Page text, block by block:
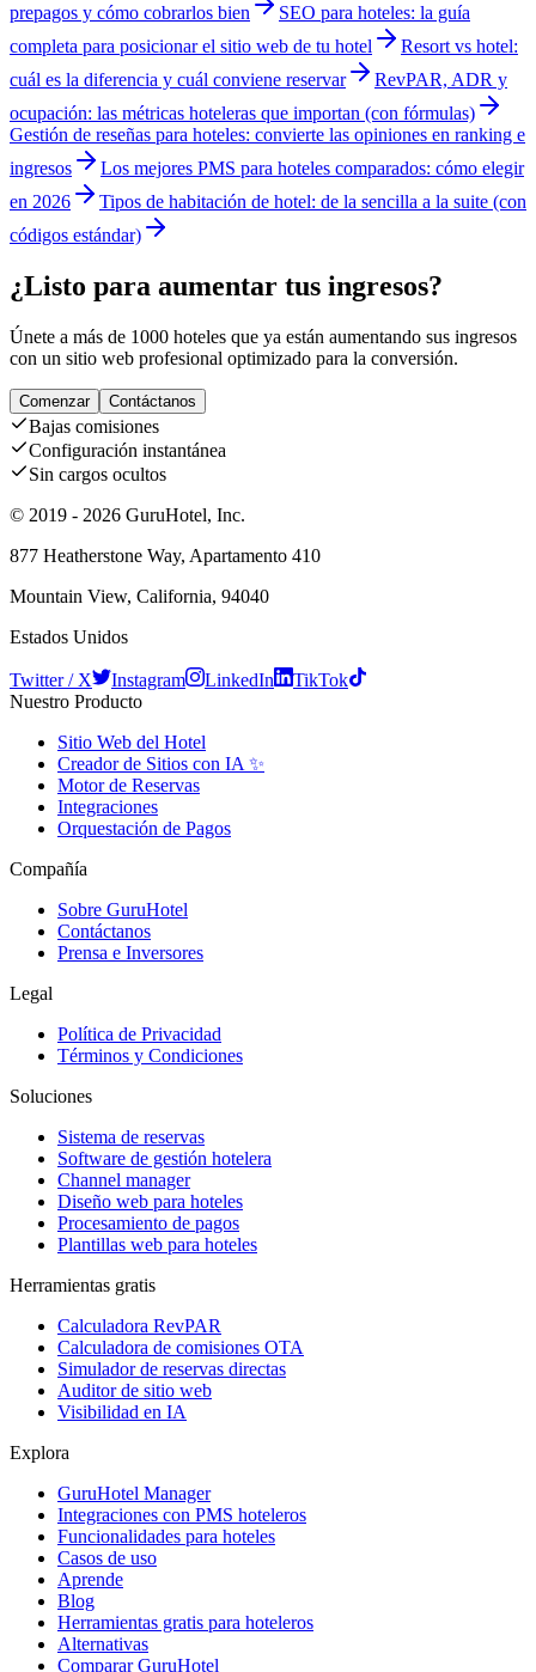
prepagos y cómo cobrarlos bien
SEO para hoteles: la guía
completa para posicionar el sitio web de tu hotel
Resort vs hotel:
cuál es la diferencia y cuál conviene reservar
RevPAR, ADR y
ocupación: las métricas hoteleras que importan (con fórmulas)
Gestión de reseñas para hoteles: convierte las opiniones en ranking e
ingresos
Los mejores PMS para hoteles comparados: cómo elegir
en 2026
Tipos de habitación de hotel: de la sencilla a la suite (con
códigos estándar)
¿Listo para aumentar tus ingresos?
Únete a más de 1000 hoteles que ya están aumentando sus ingresos
con un sitio web profesional optimizado para la conversión.
Comenzar Contáctanos
Bajas comisiones
Configuración instantánea
Sin cargos ocultos
© 2019 - 2026 GuruHotel, Inc.
877 Heatherstone Way, Apartamento 410
Mountain View, California, 94040
Estados Unidos
Twitter / X Instagram LinkedIn
TikTok
Nuestro Producto
Sitio Web del Hotel
Creador de Sitios con IA ✨
Motor de Reservas
Integraciones
Orquestación de Pagos
Compañía
Sobre GuruHotel
Contáctanos
Prensa e Inversores
Legal
Política de Privacidad
Términos y Condiciones
Soluciones
Sistema de reservas
Software de gestión hotelera
Channel manager
Diseño web para hoteles
Procesamiento de pagos
Plantillas web para hoteles
Herramientas gratis
Calculadora RevPAR
Calculadora de comisiones OTA
Simulador de reservas directas
Auditor de sitio web
Visibilidad en IA
Explora
GuruHotel Manager
Integraciones con PMS hoteleros
Funcionalidades para hoteles
Casos de uso
Aprende
Blog
Herramientas gratis para hoteleros
Alternativas
Comparar GuruHotel